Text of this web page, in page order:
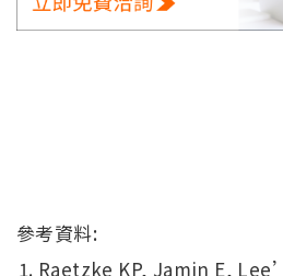
參考資料:
Raetzke KP, Jamin E,